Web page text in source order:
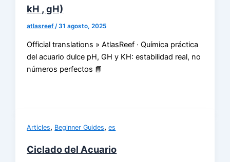
kH , gH)
atlasreef/31 agosto, 2025
Official translations » AtlasReef · Química práctica
del acuario dulce pH, GH y KH: estabilidad real, no
números perfectos 📘
Articles, Beginner Guides,es
Ciclado del Acuario